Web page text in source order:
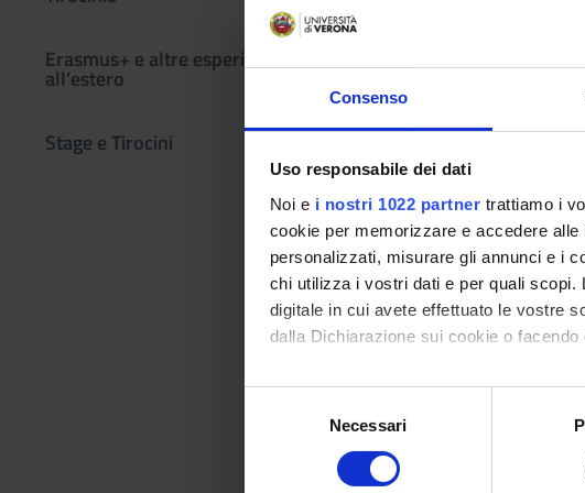
Consenso
Uso responsabile dei dati
Noi e i nostri 1022 partner trattiamo i
cookie per memorizzare e accedere
personalizzati, misurare gli annunci e i
chi utilizza i vostri dati e per quali
digitale in cui avete effettuato le vostre
dalla Dichiarazione sui cookie o
Con il tuo consenso, vorremmo anche:
raccogliere informazioni sulla
digitali).
Necessari
Erasmus+ e altre esperienze
all’estero
Stage e Tirocini
3
Docenti
Marco Andreolli
Obiettivi di
1. Introduzione alla
microbiologia e a trasferire
interesse agro-alimentare e
di contatto con l’uomo
acquisisca la sensibilità
2. Laboratorio di metodologie